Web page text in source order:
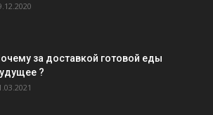
за доставкой готовой еды
?